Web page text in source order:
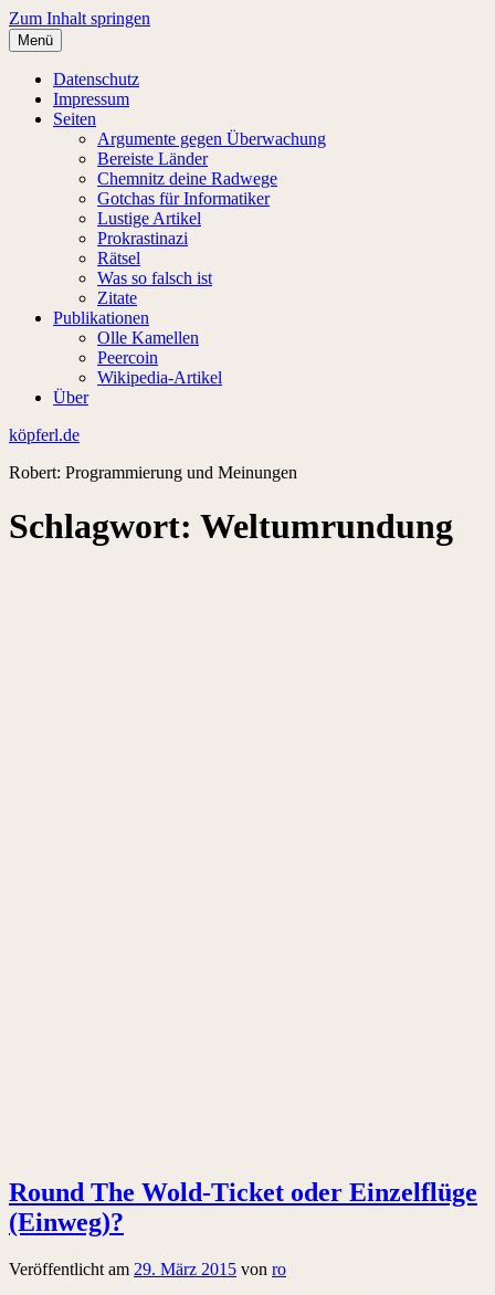
Zum Inhalt springen
Menü
Datenschutz
Impressum
Seiten
Argumente gegen Überwachung
Bereiste Länder
Chemnitz deine Radwege
Gotchas für Informatiker
Lustige Artikel
Prokrastinazi
Rätsel
Was so falsch ist
Zitate
Publikationen
Olle Kamellen
Peercoin
Wikipedia-Artikel
Über
köpferl.de
Robert: Programmierung und Meinungen
Schlagwort: Weltumrundung
Round The Wold-Ticket oder Einzelflüge
(Einweg)?
Veröffentlicht am 29. März 2015 von ro